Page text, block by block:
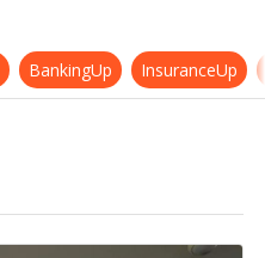
BankingUp InsuranceUp